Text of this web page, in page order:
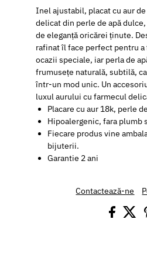
Inel ajustabil, placat cu aur
delicat din perle de apă
de eleganță oricărei ținute.
rafinat îl face perfect pentru
ocazii speciale, iar perla de
frumusețe naturală, subtilă,
într-un mod unic. Un
luxul aurului cu farmecul
Placare cu aur 18k, perle
Hipoalergenic, fara plumb
Fiecare produs vine
bijuterii.
Garantie 2 ani
Contactează-ne